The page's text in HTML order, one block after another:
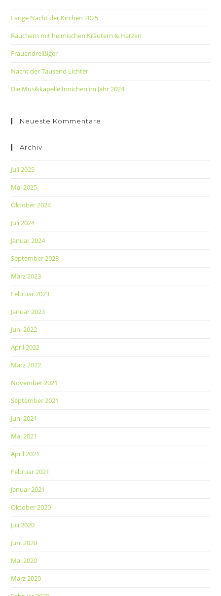
Lange Nacht der Kirchen 2025
Räuchern mit heimischen Kräutern & Harzen
Frauendreißiger
Nacht der Tausend Lichter
Die Musikkapelle Innichen im Jahr 2024
Neueste Kommentare
Archiv
Juli 2025
Mai 2025
Oktober 2024
Juli 2024
Januar 2024
September 2023
März 2023
Februar 2023
Januar 2023
Juni 2022
April 2022
März 2022
November 2021
September 2021
Juni 2021
Mai 2021
April 2021
Februar 2021
Januar 2021
Oktober 2020
Juli 2020
Juni 2020
Mai 2020
März 2020